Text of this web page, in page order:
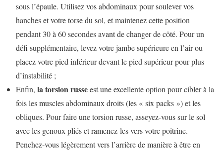
sous l’épaule. Utilisez vos abdominaux pour soulever vos
hanches et votre torse du sol, et maintenez cette position
pendant 30 à 60 secondes avant de changer de côté. Pour un
défi supplémentaire, levez votre jambe supérieure en l’air ou
placez votre pied inférieur devant le pied supérieur pour plus
d’instabilité ;
Enfin, la torsion russeest une excellente option pour cibler à la
fois les muscles abdominaux droits (les « six packs ») et les
obliques. Pour faire une torsion russe, asseyez-vous sur le sol
avec les genoux pliés et ramenez-les vers votre poitrine.
Penchez-vous légèrement vers l’arrière de manière à être en